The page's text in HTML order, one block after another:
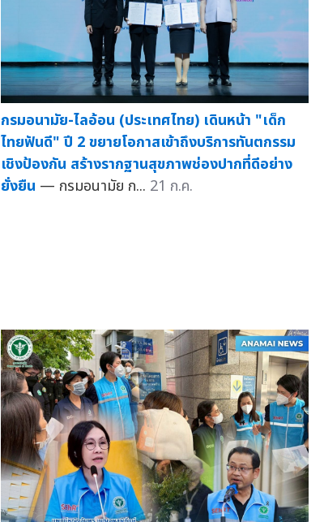
กรมอนามัย-ไลอ้อน (ประเทศไทย) เดินหน้า "เด็ก
ไทยฟันดี" ปี 2 ขยายโอกาสเข้าถึงบริการทันตกรรม
เชิงป้องกัน สร้างรากฐานสุขภาพช่องปากที่ดีอย่าง
ยั่งยืน — กรมอนามัย ก... 21 ก.ค.